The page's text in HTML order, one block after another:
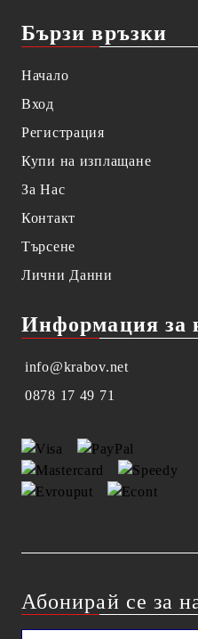
Бързи връзки
Начало
Вход
Регистрация
Купи на изплащане
За Нас
Контакт
Търсене
Лични Данни
Информация за
info@krabov.net
0878 17 49 71
Абонирай се за